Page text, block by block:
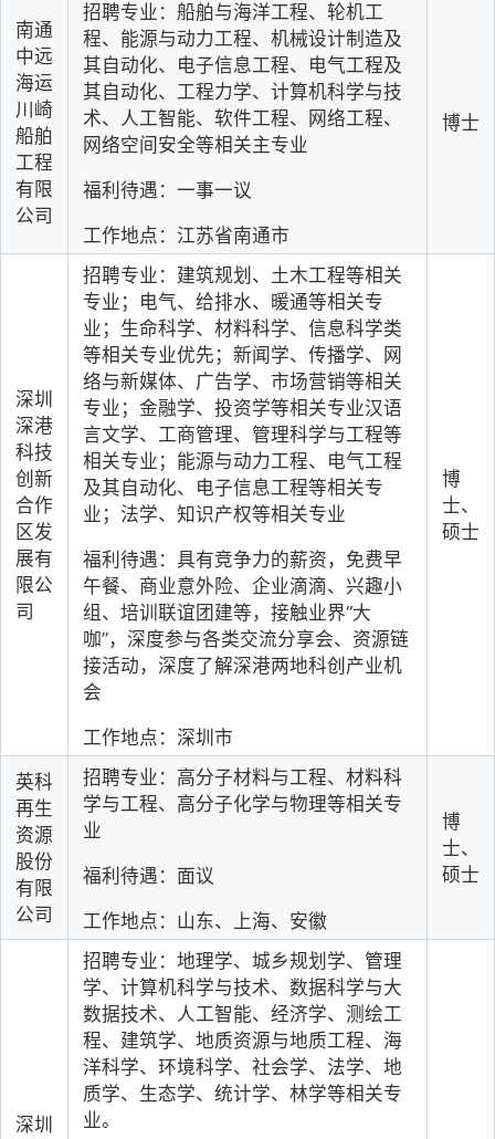
南通
中远
海运
川崎
船舶
工程
有限
公司
招聘专业：船舶与海洋工程、轮机工
程、能源与动力工程、机械设计制造及
其自动化、电子信息工程、电气工程及
其自动化、工程力学、计算机科学与技
术、人工智能、软件工程、网络工程、
网络空间安全等相关主专业
福利待遇：一事一议
工作地点：江苏省南通市
博士
深圳
深港
科技
创新
合作
区发
展有
限公
司
招聘专业：建筑规划、土木工程等相关
专业；电气、给排水、暖通等相关专
业；生命科学、材料科学、信息科学类
等相关专业优先；新闻学、传播学、网
络与新媒体、广告学、市场营销等相关
专业；金融学、投资学等相关专业汉语
言文学、工商管理、管理科学与工程等
相关专业；能源与动力工程、电气工程
及其自动化、电子信息工程等相关专
业；法学、知识产权等相关专业
福利待遇：具有竞争力的薪资，免费早
午餐、商业意外险、企业滴滴、兴趣小
组、培训联谊团建等，接触业界“大
咖”，深度参与各类交流分享会、资源链
接活动，深度了解深港两地科创产业机
会
工作地点：深圳市
博
士、
硕士
英科
再生
资源
股份
有限
公司
招聘专业：高分子材料与工程、材料科
学与工程、高分子化学与物理等相关专
业
福利待遇：面议
工作地点：山东、上海、安徽
博
士、
硕士
深圳
招聘专业：地理学、城乡规划学、管理
学、计算机科学与技术、数据科学与大
数据技术、人工智能、经济学、测绘工
程、建筑学、地质资源与地质工程、海
洋科学、环境科学、社会学、法学、地
质学、生态学、统计学、林学等相关专
业。